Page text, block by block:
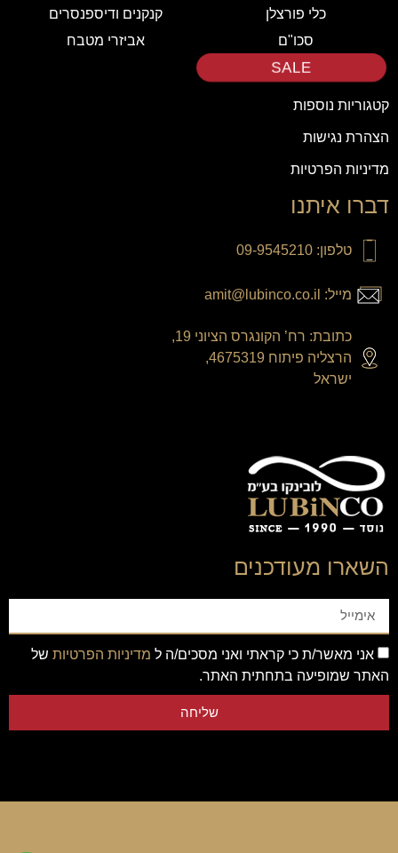
כלי פורצלן
קנקנים ודיספנסרים
סכו"ם
אביזרי מטבח
SALE
קטגוריות נוספות
הצהרת נגישות
מדיניות הפרטיות
דברו איתנו
טלפון: 09-9545210
מייל: amit@lubinco.co.il
כתובת: רח’ הקונגרס הציוני 19,
הרצליה פיתוח 4675319,
ישראל
השארו מעודכנים
אני מאשר/ת כי קראתי ואני מסכים/ה ל מדיניות הפרטיות של
האתר שמופיעה בתחתית האתר.
שליחה